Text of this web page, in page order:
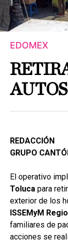
EDOMEX
REDACCIÓN
GRUPO
El operativo
Toluca para
exterior de los
ISSEMyM
familiares de
acciones se